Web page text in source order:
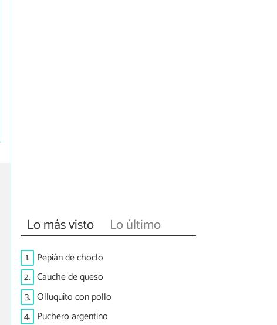
Lo más visto Lo último
1. Pepián de choclo
2. Cauche de queso
3. Olluquito con pollo
4. Puchero argentino